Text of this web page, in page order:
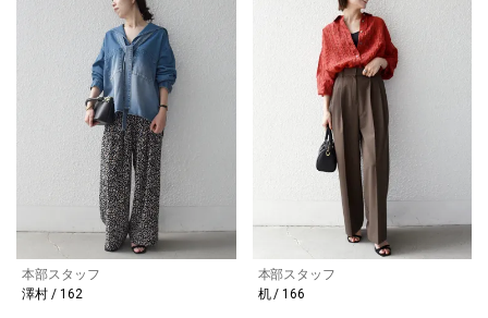
本部スタッフ
澤村 / 162
本部スタッフ
机 / 166